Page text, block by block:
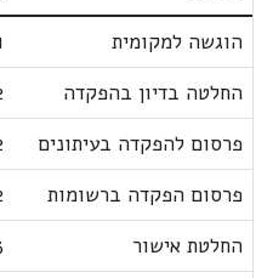
הוגשה למקומית
החלטה בדיון בהפקדה
פרסום להפקדה בעיתונים
פרסום הפקדה ברשומות
החלטת אישור